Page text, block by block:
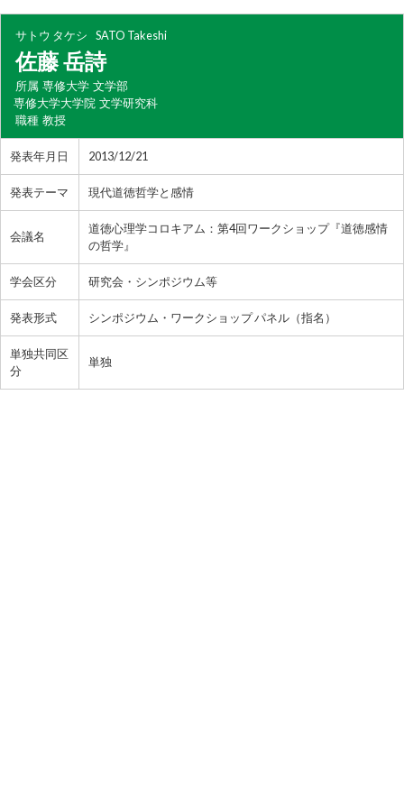
サトウ タケシ SATO Takeshi
佐藤 岳詩
所属 専修大学 文学部
専修大学大学院 文学研究科
職種 教授
発表年月日 2013/12/21
発表テーマ 現代道徳哲学と感情
会議名
道徳心理学コロキアム：第4回ワークショップ『道徳感情
の哲学』
学会区分 研究会・シンポジウム等
発表形式 シンポジウム・ワークショップ パネル（指名）
単独共同区
分
単独